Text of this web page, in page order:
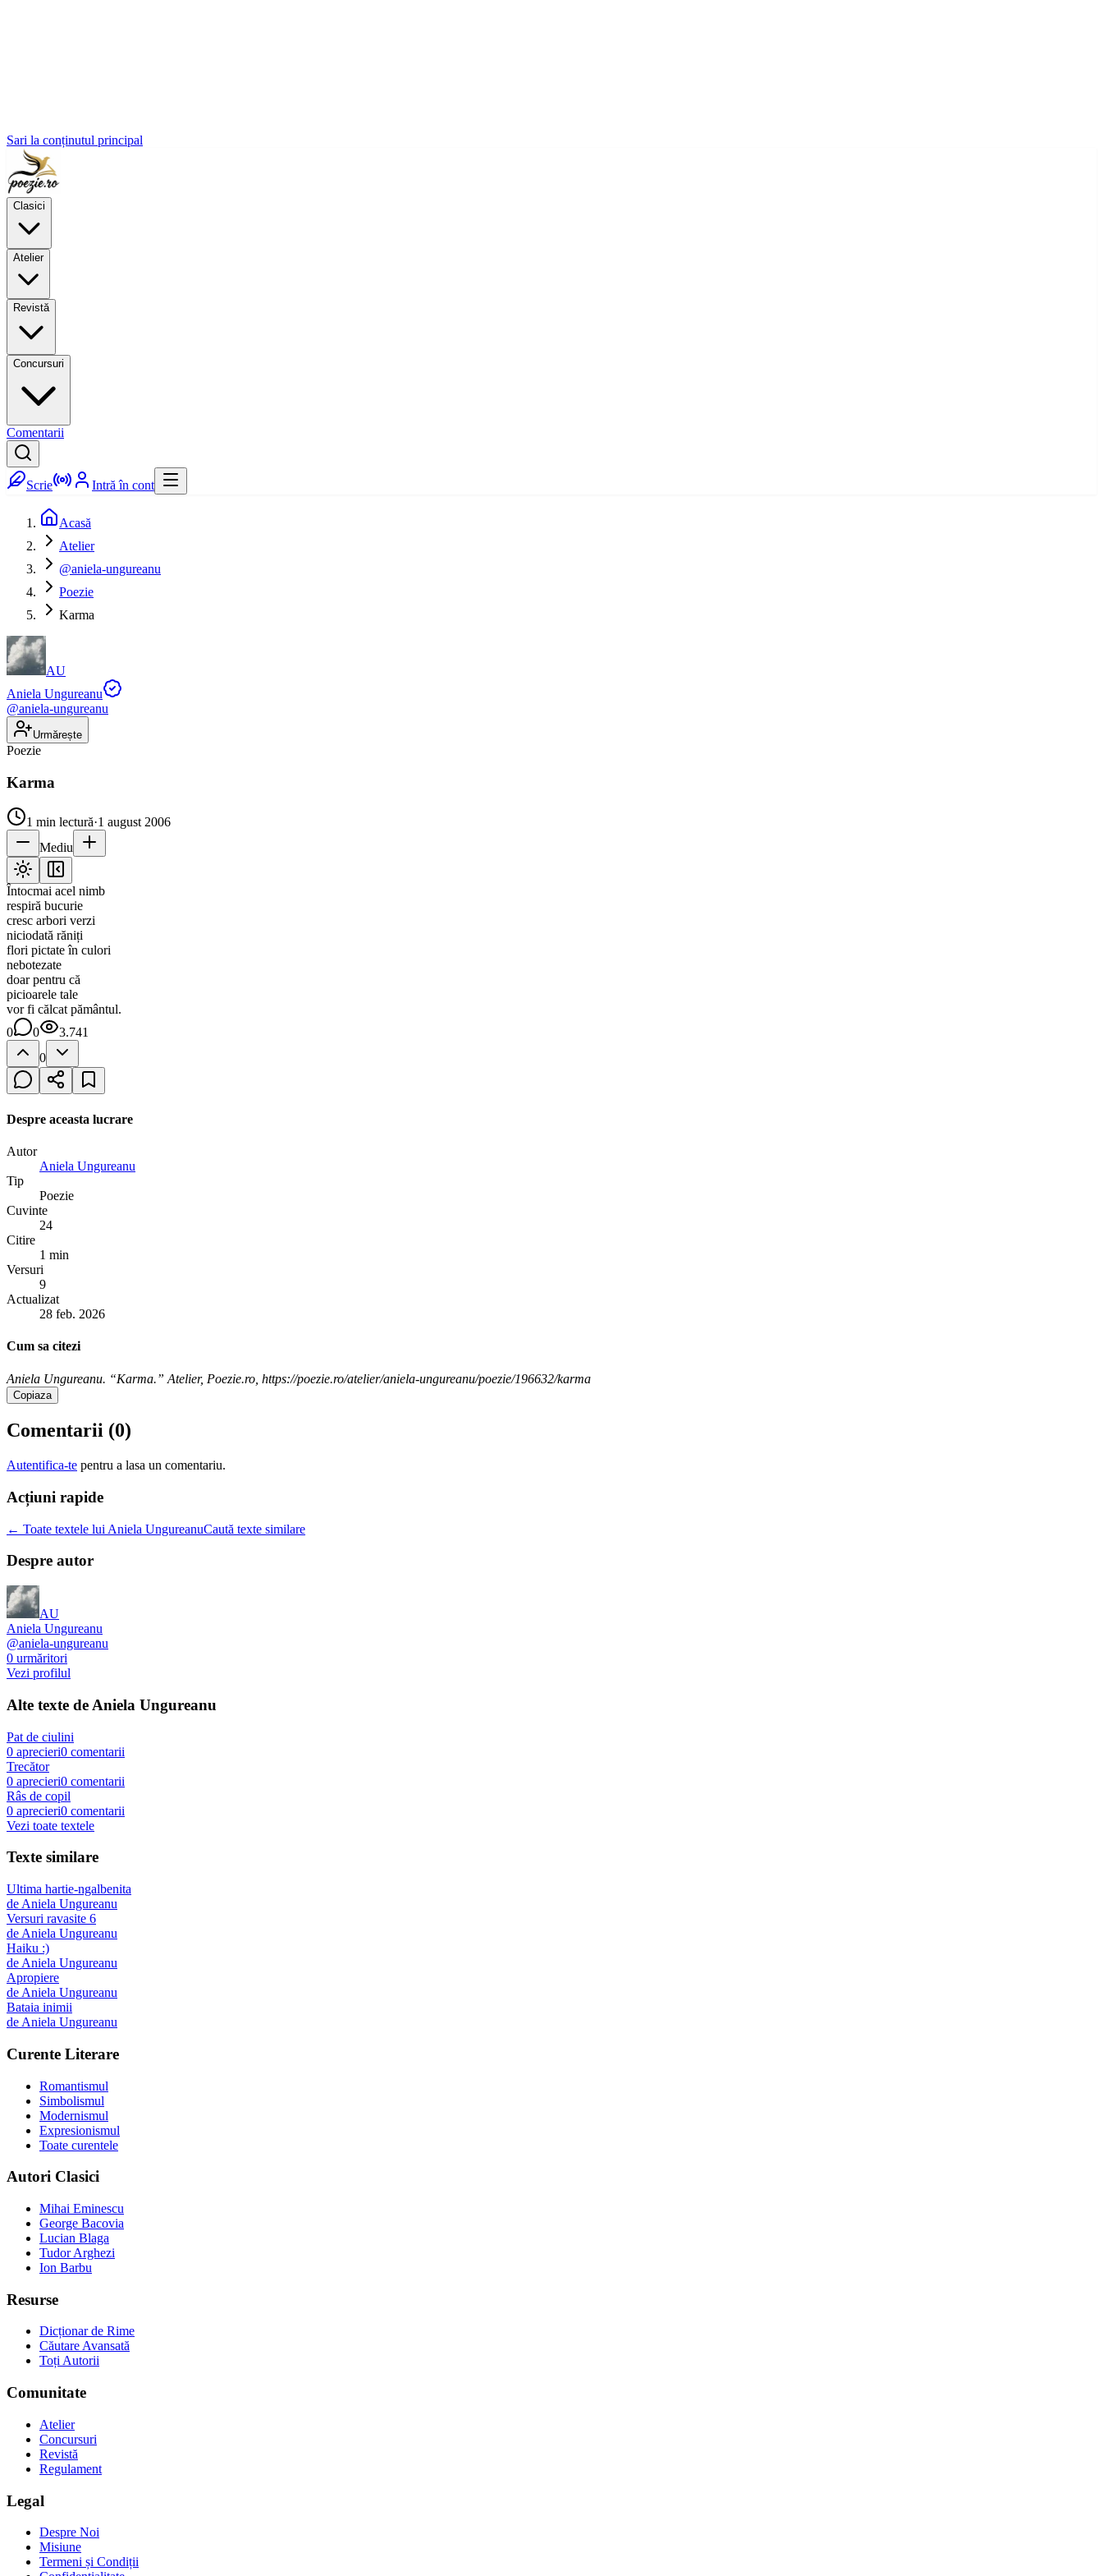
Sari la conținutul principal
Clasici
Atelier
Revistă
Concursuri
Comentarii
Scrie Intră în cont
Acasă
Atelier
@aniela-ungureanu
Poezie
Karma
AU
Aniela Ungureanu
@aniela-ungureanu
Urmărește
Poezie
Karma
1 min lectură·1 august 2006
Mediu
Întocmai acel nimb
respiră bucurie
cresc arbori verzi
niciodată răniți
flori pictate în culori
nebotezate
doar pentru că
picioarele tale
vor fi călcat pământul.
0
0
3.741
0
Despre aceasta lucrare
Autor
Aniela Ungureanu
Tip
Poezie
Cuvinte
24
Citire
1 min
Versuri
9
Actualizat
28 feb. 2026
Cum sa citezi
Aniela Ungureanu. “Karma.” Atelier, Poezie.ro, https://poezie.ro/atelier/aniela-ungureanu/poezie/196632/karma
Copiaza
Comentarii (0)
Autentifica-te pentru a lasa un comentariu.
Acțiuni rapide
← Toate textele lui Aniela UngureanuCaută texte similare
Despre autor
AU
Aniela Ungureanu
@aniela-ungureanu
0 urmăritori
Vezi profilul
Alte texte de Aniela Ungureanu
Pat de ciulini
0 aprecieri0 comentarii
Trecător
0 aprecieri0 comentarii
Râs de copil
0 aprecieri0 comentarii
Vezi toate textele
Texte similare
Ultima hartie-ngalbenita
de Aniela Ungureanu
Versuri ravasite 6
de Aniela Ungureanu
Haiku :)
de Aniela Ungureanu
Apropiere
de Aniela Ungureanu
Bataia inimii
de Aniela Ungureanu
Curente Literare
Romantismul
Simbolismul
Modernismul
Expresionismul
Toate curentele
Autori Clasici
Mihai Eminescu
George Bacovia
Lucian Blaga
Tudor Arghezi
Ion Barbu
Resurse
Dicționar de Rime
Căutare Avansată
Toți Autorii
Comunitate
Atelier
Concursuri
Revistă
Regulament
Legal
Despre Noi
Misiune
Termeni și Condiții